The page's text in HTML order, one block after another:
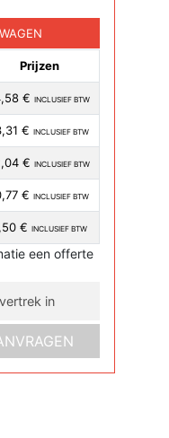
Prijzen
€ INCLUSIEF BTW
€ INCLUSIEF BTW
€ INCLUSIEF BTW
€ INCLUSIEF BTW
€ INCLUSIEF BTW
een offerte
in